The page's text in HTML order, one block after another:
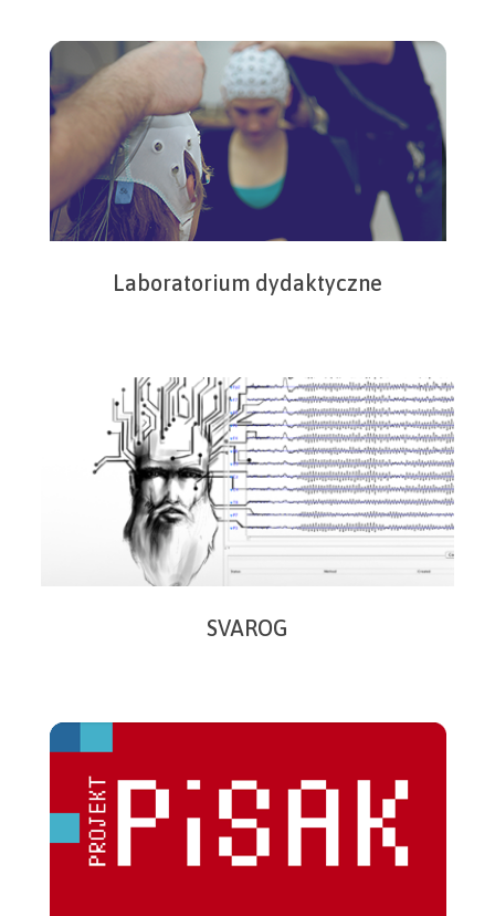
Laboratorium dydaktyczne
SVAROG